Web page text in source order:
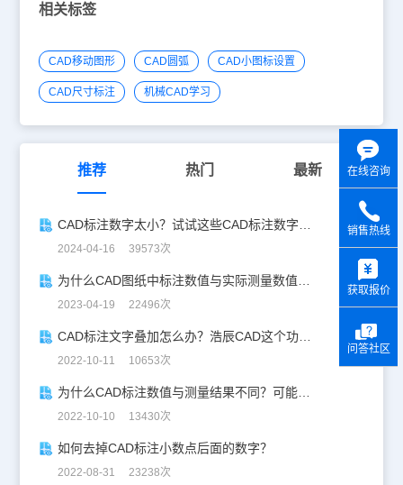
相关标签
CAD移动图形 CAD圆弧 CAD小图标设置
CAD尺寸标注 机械CAD学习
推荐 热门 最新
2024-04-16 39573次
2023-04-19 22496次
CAD标注文字叠加怎么办？浩辰CAD这个功能很好用！
2022-10-11 10653次
为什么CAD标注数值与测量结果不同？可能是这几种原因
2022-10-10 13430次
如何去掉CAD标注小数点后面的数字？
2022-08-31 23238次
在线咨询
销售热线
获取报价
问答社区